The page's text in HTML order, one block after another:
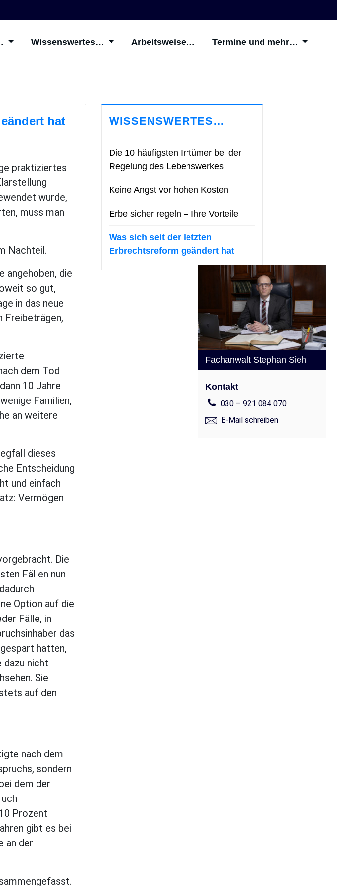
Fachanwalt Stephan Sieh
Kontakt
030 – 921 084 070
E-Mail schreiben
Wissenswertes… Arbeitsweise… Termine und mehr…
hat
praktiziertes
wurde,
muss man
Nachteil.
angehoben, die
so gut,
in das neue
Freibeträgen,
dem Tod
10 Jahre
Familien,
an weitere
dieses
Entscheidung
und einfach
Vermögen
Die
Fällen nun
Option auf die
Fälle, in
das
hatten,
dazu nicht
Sie
auf den
nach dem
sondern
dem der
Prozent
gibt es bei
an der
WISSENSWERTES…
Die 10 häufigsten Irrtümer bei der
Regelung des Lebenswerkes
Keine Angst vor hohen Kosten
Erbe sicher regeln – Ihre Vorteile
Was sich seit der letzten
Erbrechtsreform geändert hat